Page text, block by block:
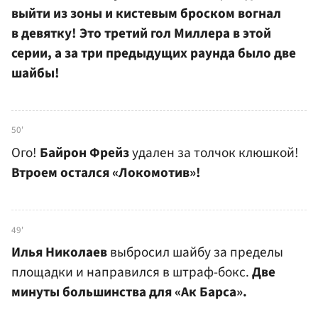
выйти из зоны и кистевым броском вогнал
в девятку! Это третий гол Миллера в этой
серии, а за три предыдущих раунда было две
шайбы!
50'
Ого! Байрон Фрейзудален за толчок клюшкой!
Втроем остался «Локомотив»!
49'
Илья Николаеввыбросил шайбу за пределы
площадки и направился в штраф-бокс.Две
минуты большинства для «Ак Барса».